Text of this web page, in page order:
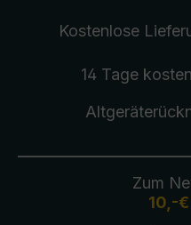
Kostenlose
14 Tage
Zum
10,-